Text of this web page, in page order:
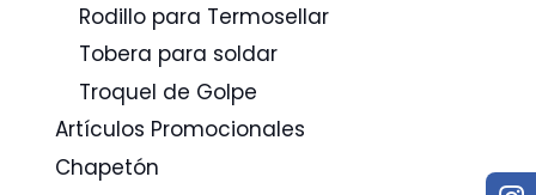
Rodillo para Termosellar
Tobera para soldar
Troquel de Golpe
Artículos Promocionales
Chapetón